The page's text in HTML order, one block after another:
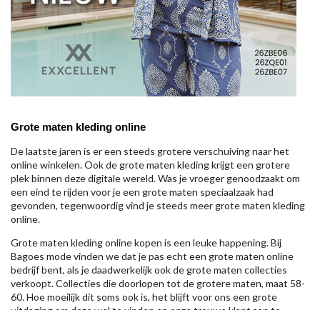
Grote maten kleding online
De laatste jaren is er een steeds grotere verschuiving naar het
online winkelen. Ook de grote maten kleding krijgt een grotere
plek binnen deze digitale wereld. Was je vroeger genoodzaakt om
een eind te rijden voor je een grote maten speciaalzaak had
gevonden, tegenwoordig vind je steeds meer grote maten kleding
online.
Grote maten kleding online kopen is een leuke happening. Bij
Bagoes mode vinden we dat je pas echt een grote maten online
bedrijf bent, als je daadwerkelijk ook de grote maten collecties
verkoopt. Collecties die doorlopen tot de grotere maten, maat 58-
60. Hoe moeilijk dit soms ook is, het blijft voor ons een grote